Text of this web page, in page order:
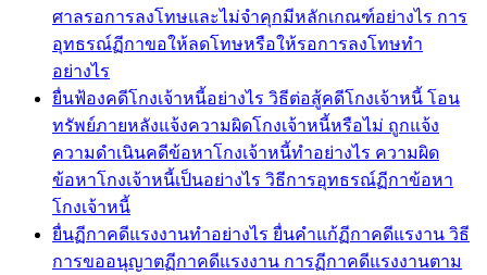
ศาลรอการลงโทษและไม่จำคุกมีหลักเกณฑ์อย่างไร การ
อุทธรณ์ฏีกาขอให้ลดโทษหรือให้รอการลงโทษทำ
อย่างไร
ยื่นฟ้องคดีโกงเจ้าหนี้อย่างไร วิธีต่อสู้คดีโกงเจ้าหนี้ โอน
ทรัพย์ภายหลังแจ้งความผิดโกงเจ้าหนี้หรือไม่ ถูกแจ้ง
ความดำเนินคดีข้อหาโกงเจ้าหนี้ทำอย่างไร ความผิด
ข้อหาโกงเจ้าหนี้เป็นอย่างไร วิธีการอุทธรณ์ฏีกาข้อหา
โกงเจ้าหนี้
ยื่นฏีกาคดีแรงงานทำอย่างไร ยื่นคำแก้ฏีกาคดีแรงาน วิธี
การขออนุญาตฏีกาคดีแรงงาน การฏีกาคดีแรงงานตาม